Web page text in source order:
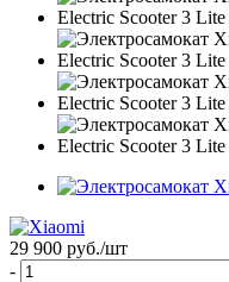
29 900 руб./шт
-